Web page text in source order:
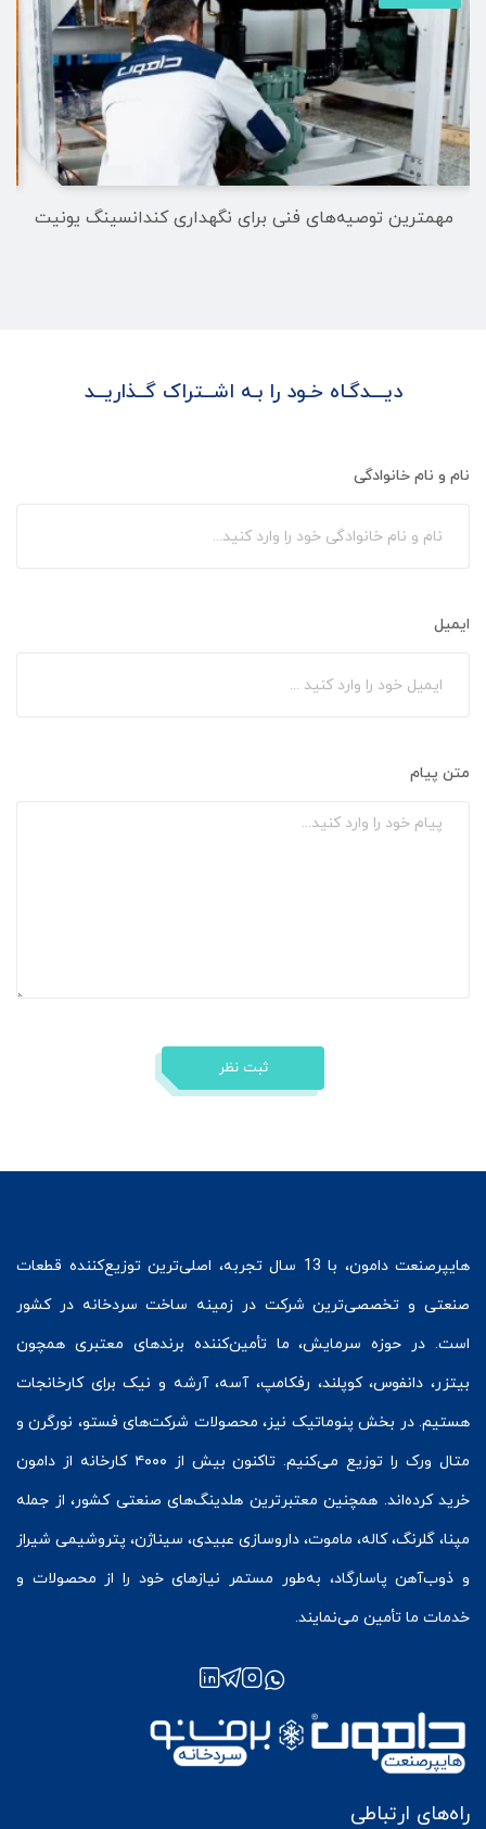
مهمترین توصیه‌های فنی برای نگهداری کندانسینگ یونیت
دیـــدگـاه خـود را بـه اشــتراک گــذاریــد
نام و نام خانوادگی
ایمیل
متن پیام
ثبت نظر
هایپرصنعت
دامون، با 13 سال تجربه، اصلی‌ترین توزیع‌کننده قطعات
صنعتی و تخصصی‌ترین شرکت در زمینه ساخت سردخانه در کشور
است. در حوزه سرمایش، ما تأمین‌کننده برندهای معتبری همچون
بیتزر، دانفوس،کوپلند، رفکامپ، آسه، آرشه و نیک برای کارخانجات
هستیم. در بخش پنوماتیک نیز، محصولات شرکت‌های فستو، نورگرن و
متال ورک
را توزیع می‌کنیم. تاکنون بیش از ۴۰۰۰ کارخانه از دامون
خرید کرده‌اند. همچنین معتبرترین هلدینگ‌های صنعتی کشور، از جمله
مپنا، گلرنگ، کاله، ماموت، داروسازی عبیدی، سیناژن، پتروشیمی شیراز
و ذوب‌آهن پاسارگاد، به‌طور مستمر نیازهای خود را از محصولات و
خدمات ما تأمین می‌نمایند.
راه‌های ارتباطی